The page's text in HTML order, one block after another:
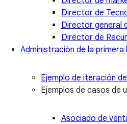
Director de
Director general
Director de
Administración de la primera
Ejemplo de iteración
Ejemplos de casos de
Asociado de